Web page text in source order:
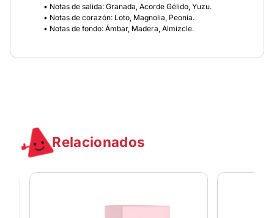
• Notas de salida: Granada, Acorde Gélido, Yuzu.
• Notas de corazón: Loto, Magnolia, Peonía.
• Notas de fondo: Ámbar, Madera, Almizcle.
Relacionados